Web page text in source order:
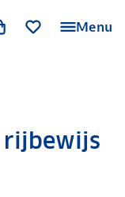
Menu
rijbewijs